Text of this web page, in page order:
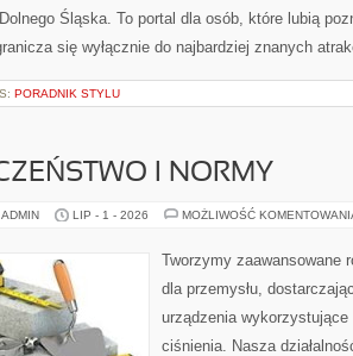
Śląska. To portal dla osób, które lubią
się wyłącznie do najbardziej znanych
PORADNIK STYLU
I NORMY
LIP - 1 - 2026 MOŻLIWOŚĆ
Tworzymy zaawansowane
dla przemysłu,
urządzenia
ciśnienia. Nasza